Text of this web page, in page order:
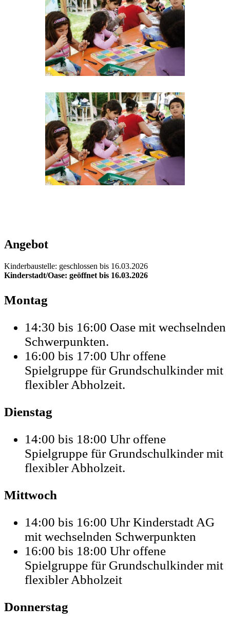
Angebot
Kinderbaustelle: geschlossen bis 16.03.2026
Kinderstadt/Oase: geöffnet bis 16.03.2026
Montag
14:30 bis 16:00 Oase mit wechselnden
Schwerpunkten.
16:00 bis 17:00 Uhr offene
Spielgruppe für Grundschulkinder mit
flexibler Abholzeit.
Dienstag
14:00 bis 18:00 Uhr offene
Spielgruppe für Grundschulkinder mit
flexibler Abholzeit.
Mittwoch
14:00 bis 16:00 Uhr Kinderstadt AG
mit wechselnden Schwerpunkten
16:00 bis 18:00 Uhr offene
Spielgruppe für Grundschulkinder mit
flexibler Abholzeit
Donnerstag